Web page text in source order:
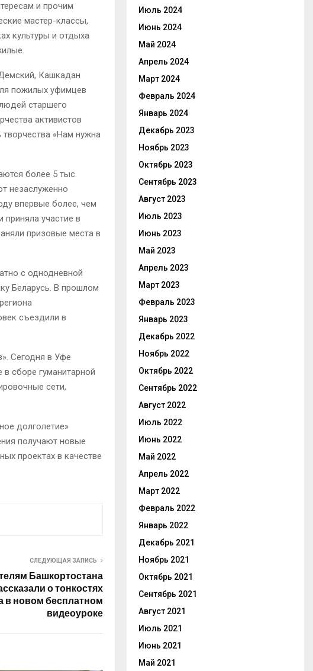
и прочим
мастер-классы,
культуры и отдыха
Кашкадан
пожилых уфимцев
старшего
активистов
«Нам нужна
более 5 тыс.
незаслуженно
впервые более, чем
участие в
призовые места в
с однодневной
Беларусь. В прошлом
съездили в
Сегодня в Уфе
сборе гуманитарной
сети,
долголетие»
получают новые
проектах в качестве
СЛЕДУЮЩАЯ ЗАПИСЬ
Башкортостана
о тонкостях
в новом бесплатном
видеоуроке
Июль 2024
Июнь 2024
Май 2024
Апрель 2024
Март 2024
Февраль 2024
Январь 2024
Декабрь 2023
Ноябрь 2023
Октябрь 2023
Сентябрь 2023
Август 2023
Июль 2023
Июнь 2023
Май 2023
Апрель 2023
Март 2023
Февраль 2023
Январь 2023
Декабрь 2022
Ноябрь 2022
Октябрь 2022
Сентябрь 2022
Август 2022
Июль 2022
Июнь 2022
Май 2022
Апрель 2022
Март 2022
Февраль 2022
Январь 2022
Декабрь 2021
Ноябрь 2021
Октябрь 2021
Сентябрь 2021
Август 2021
Июль 2021
Июнь 2021
Май 2021